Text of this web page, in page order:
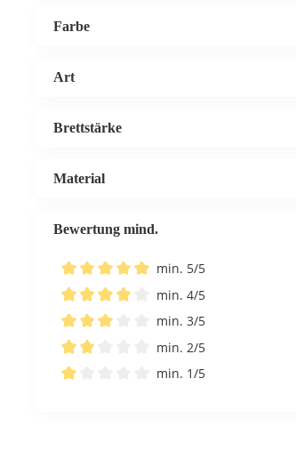
Farbe
Art
Brettstärke
Material
Bewertung mind.
Filter hinzufügen: Minimum Bewertung
min. 5/5
Filter hinzufügen: Minimum Bewertung
min. 4/5
Filter hinzufügen: Minimum
min. 3/5
Filter hinzufügen: Minimum
min. 2/5
min. 1/5